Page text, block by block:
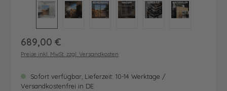
Regulärer Preis:
689,00 €
Preise inkl. MwSt. zzgl. Versandkosten
Sofort verfügbar, Lieferzeit: 10-14 Werktage /
Versandkostenfrei in DE